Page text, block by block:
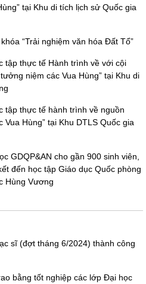
tại Khu di tích lịch sử Quốc gia
“Trải nghiệm văn hóa Đất Tổ”
tập thực tế Hành trình về với cội
niệm các Vua Hùng” tại Khu di
tập thực tế hành trình về nguồn
Hùng” tại Khu DTLS Quốc gia
GDQP&AN cho gần 900 sinh viên,
đến học tập Giáo dục Quốc phòng
Hùng Vương
sĩ (đợt tháng 6/2024) thành công
bằng tốt nghiệp các lớp Đại học